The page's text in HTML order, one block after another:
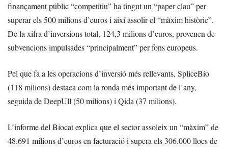
finançament públic “competitiu” ha tingut un “paper clau” per
superar els 500 milions d’euros i així assolir el “màxim històric”.
De la xifra d’inversions total, 124,3 milions d’euros, provenen de
subvencions impulsades “principalment” per fons europeus.
Pel que fa a les operacions d’inversió més rellevants, SpliceBio
(118 milions) destaca com la ronda més important de l’any,
seguida de DeepUll (50 milions) i Qida (37 milions).
L’informe del Biocat explica que el sector assoleix un “màxim” de
48.691 milions d’euros en facturació i supera els 306.000 llocs de